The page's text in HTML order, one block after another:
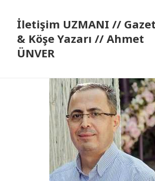
İletişim UZMANI //
& Köşe Yazarı // Ahmet
ÜNVER